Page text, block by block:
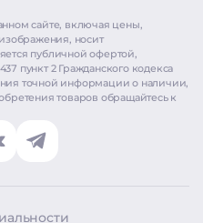
сайте, включая цены,
носит
публичной офертой,
пункт 2 Гражданского кодекса
точной информации о наличии,
товаров обращайтесь к
сайт, вы
cookie. Нажимая
на обработку